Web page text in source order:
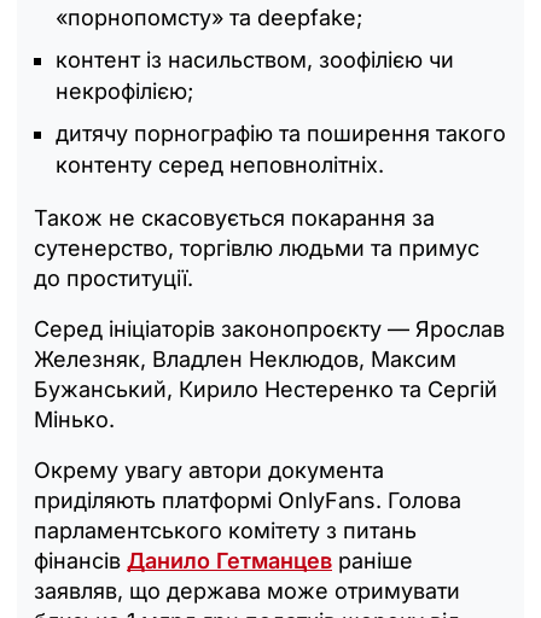
«порнопомсту» та deepfake;
контент із насильством, зоофілією чи
некрофілією;
дитячу порнографію та поширення такого
контенту серед неповнолітніх.
Також не скасовується покарання за
сутенерство, торгівлю людьми та примус
до проституції.
Серед ініціаторів законопроєкту — Ярослав
Железняк, Владлен Неклюдов, Максим
Бужанський, Кирило Нестеренко та Сергій
Мінько.
Окрему увагу автори документа
приділяють платформі OnlyFans. Голова
парламентського комітету з питань
фінансів Данило Гетманцев раніше
заявляв, що держава може отримувати